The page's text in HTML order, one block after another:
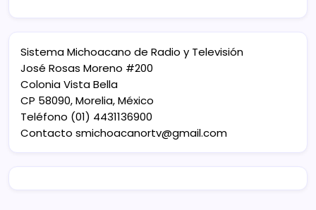
Sistema Michoacano de Radio y Televisión
José Rosas Moreno #200
Colonia Vista Bella
CP 58090, Morelia, México
Teléfono (01) 4431136900
Contacto smichoacanortv@gmail.com